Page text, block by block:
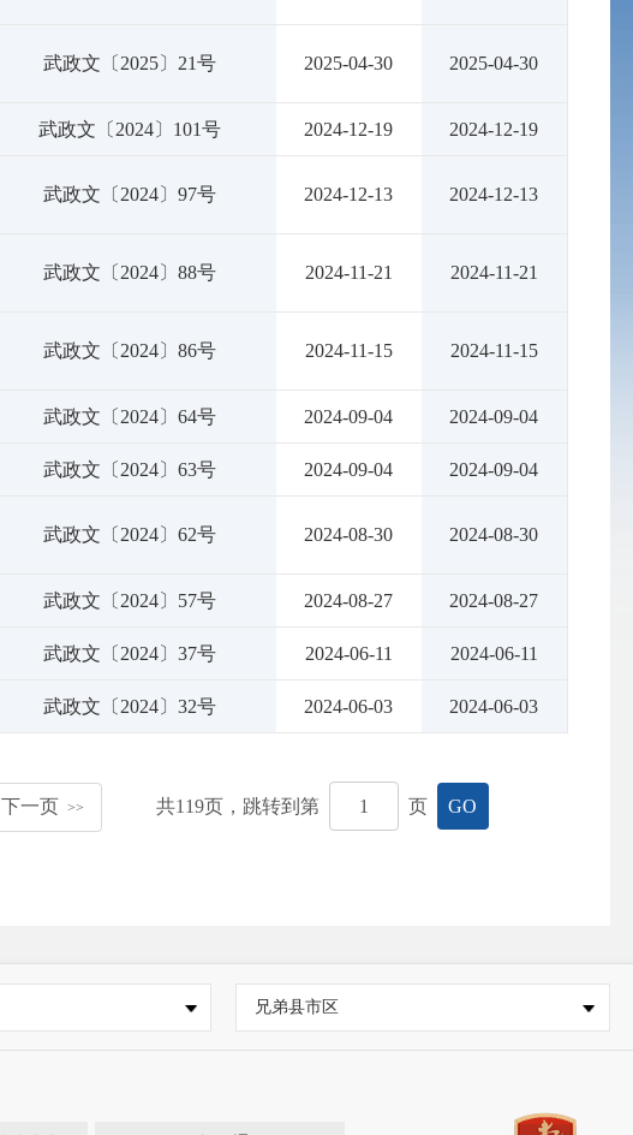
武政文〔2025〕21号 2025-04-30 2025-04-30
武政文〔2024〕101号 2024-12-19 2024-12-19
武政文〔2024〕97号 2024-12-13 2024-12-13
武政文〔2024〕88号 2024-11-21 2024-11-21
武政文〔2024〕86号 2024-11-15 2024-11-15
武政文〔2024〕64号 2024-09-04 2024-09-04
武政文〔2024〕63号 2024-09-04 2024-09-04
武政文〔2024〕62号 2024-08-30 2024-08-30
武政文〔2024〕57号 2024-08-27 2024-08-27
武政文〔2024〕37号 2024-06-11 2024-06-11
武政文〔2024〕32号 2024-06-03 2024-06-03
下一页 >> 共119页，跳转到第 页 GO
兄弟县市区